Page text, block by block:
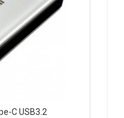
C USB3.2